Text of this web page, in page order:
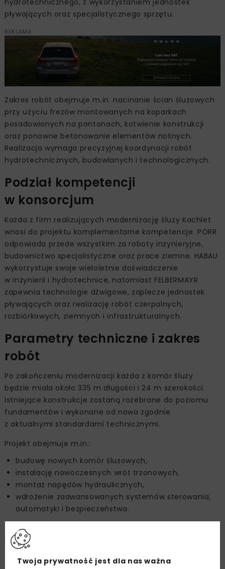
pływających oraz specjalistycznego sprzętu.
REKLAMA
Zakres robót obejmuje m.in. nacinanie ścian śluzowych
przy użyciu frezów montowanych na koparkach
posadowionych na pontonach, kotwienie konstrukcji
oraz ponowne betonowanie elementów nośnych.
Realizacja wymaga precyzyjnej koordynacji robót
hydrotechnicznych, budowlanych i technologicznych.
Podział kompetencji
w konsorcjum
Każda z firm realizujących modernizację śluzy Kachlet
wnosi do projektu komplementarne kompetencje. PORR
odpowiada przede wszystkim za roboty inżynieryjne,
budownictwo specjalistyczne oraz prace ziemne. HABAU
wykorzystuje swoje wieloletnie doświadczenie
w inżynierii i hydrotechnice, natomiast FELBERMAYR
zapewnia technologie dźwigowe, zaplecze jednostek
pływających oraz realizację robót czerpalnych,
rozbiórkowych, ziemnych i infrastrukturalnych.
Parametry techniczne i zakres
robót
Po zakończeniu modernizacji każda z komór śluzy
będzie miała około 335 m długości i 24 m szerokości.
Istniejące konstrukcje zostaną rozebrane do poziomu
fundamentów i wykonane od nowa zgodnie
z aktualnymi standardami technicznymi.
Projekt obejmuje m.in.:
budowę nowych komór śluzowych,
instalację nowoczesnych wrót trzonowych,
montaż napędów hydraulicznych,
wdrożenie zaawansowanych systemów sterowania,
automatyki i bezpieczeństwa.
Na placu budowy pracować będzie blisko 100 osób.
Celem inwestycji jest zwiększenie bezpieczeństwa
operacyjnego obiektu, dostosowanie
Twoja prywatność jest dla nas ważna